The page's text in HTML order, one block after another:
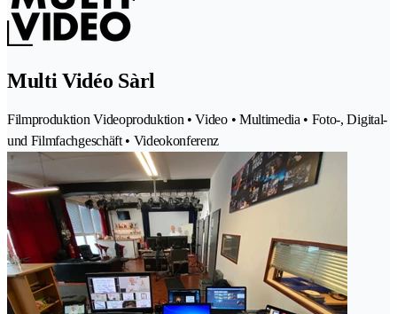
Multi Vidéo Sàrl
Filmproduktion Videoproduktion • Video • Multimedia • Foto-, Digital-
und Filmfachgeschäft • Videokonferenz